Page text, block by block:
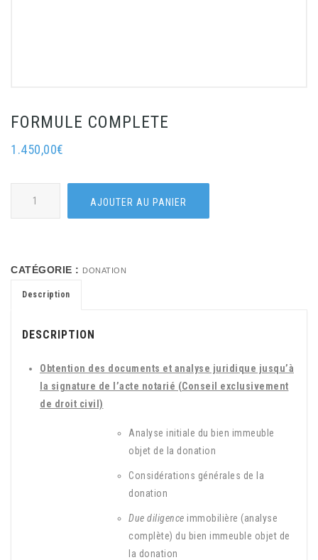
FORMULE COMPLETE
1.450,00€
AJOUTER AU PANIER
CATÉGORIE : DONATION
Description
DESCRIPTION
Obtention des documents et analyse juridique jusqu’à
la signature de l’acte notarié (Conseil exclusivement
de droit civil)
Analyse initiale du bien immeuble
objet de la donation
Considérations générales de la
donation
Due diligence immobilière (analyse
complète) du bien immeuble objet de
la donation